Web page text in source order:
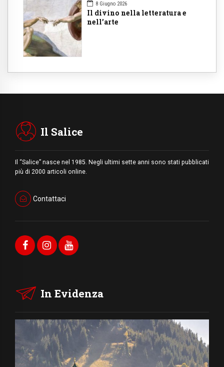
8 Giugno 2026
Il divino nella letteratura e
nell’arte
Il Salice
Il “Salice” nasce nel 1985. Negli ultimi sette anni sono stati pubblicati
più di 2000 articoli online.
Contattaci
In Evidenza